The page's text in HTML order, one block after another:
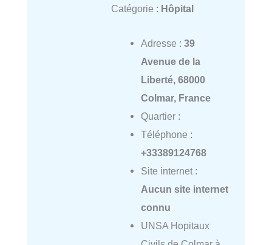
Catégorie : Hôpital
Adresse : 39
Avenue de la
Liberté, 68000
Colmar, France
Quartier :
Téléphone :
+33389124768
Site internet :
Aucun site internet
connu
UNSA Hopitaux